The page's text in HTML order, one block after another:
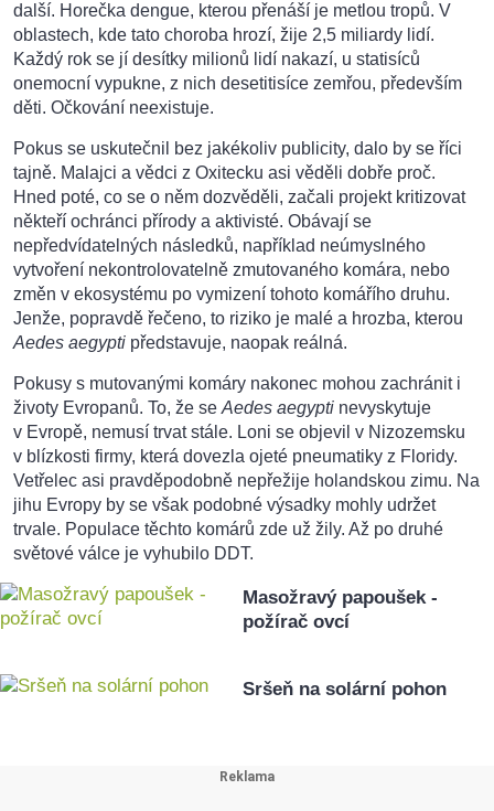
další. Horečka dengue, kterou přenáší je metlou tropů. V
oblastech, kde tato choroba hrozí, žije 2,5 miliardy lidí.
Každý rok se jí desítky milionů lidí nakazí, u statisíců
onemocní vypukne, z nich desetitisíce zemřou, především
děti. Očkování neexistuje.
Pokus se uskutečnil bez jakékoliv publicity, dalo by se říci
tajně. Malajci a vědci z Oxitecku asi věděli dobře proč.
Hned poté, co se o něm dozvěděli, začali projekt kritizovat
někteří ochránci přírody a aktivisté. Obávají se
nepředvídatelných následků, například neúmyslného
vytvoření nekontrolovatelně zmutovaného komára, nebo
změn v ekosystému po vymizení tohoto komářího druhu.
Jenže, popravdě řečeno, to riziko je malé a hrozba, kterou
Aedes aegypti představuje, naopak reálná.
Pokusy s mutovanými komáry nakonec mohou zachránit i
životy Evropanů. To, že se Aedes aegypti nevyskytuje
v Evropě, nemusí trvat stále. Loni se objevil v Nizozemsku
v blízkosti firmy, která dovezla ojeté pneumatiky z Floridy.
Vetřelec asi pravděpodobně nepřežije holandskou zimu. Na
jihu Evropy by se však podobné výsadky mohly udržet
trvale. Populace těchto komárů zde už žily. Až po druhé
světové válce je vyhubilo DDT.
Masožravý papoušek -
požírač ovcí
Sršeň na solární pohon